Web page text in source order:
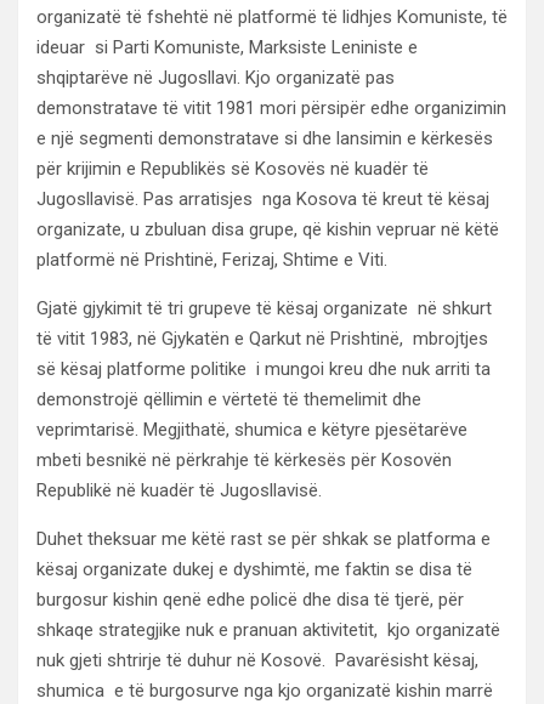
organizatë të fshehtë në platformë të lidhjes Komuniste, të
ideuar si Parti Komuniste, Marksiste Leniniste e
shqiptarëve në Jugosllavi. Kjo organizatë pas
demonstratave të vitit 1981 mori përsipër edhe organizimin
e një segmenti demonstratave si dhe lansimin e kërkesës
për krijimin e Republikës së Kosovës në kuadër të
Jugosllavisë. Pas arratisjes nga Kosova të kreut të kësaj
organizate, u zbuluan disa grupe, që kishin vepruar në këtë
platformë në Prishtinë, Ferizaj, Shtime e Viti.
Gjatë gjykimit të tri grupeve të kësaj organizate në shkurt
të vitit 1983, në Gjykatën e Qarkut në Prishtinë, mbrojtjes
së kësaj platforme politike i mungoi kreu dhe nuk arriti ta
demonstrojë qëllimin e vërtetë të themelimit dhe
veprimtarisë. Megjithatë, shumica e këtyre pjesëtarëve
mbeti besnikë në përkrahje të kërkesës për Kosovën
Republikë në kuadër të Jugosllavisë.
Duhet theksuar me këtë rast se për shkak se platforma e
kësaj organizate dukej e dyshimtë, me faktin se disa të
burgosur kishin qenë edhe policë dhe disa të tjerë, për
shkaqe strategjike nuk e pranuan aktivitetit, kjo organizatë
nuk gjeti shtrirje të duhur në Kosovë. Pavarësisht kësaj,
shumica e të burgosurve nga kjo organizatë kishin marrë